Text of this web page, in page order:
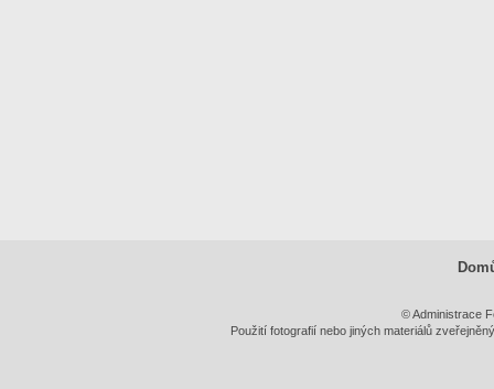
© Administrace
Použití fotografií nebo jiných materiálů